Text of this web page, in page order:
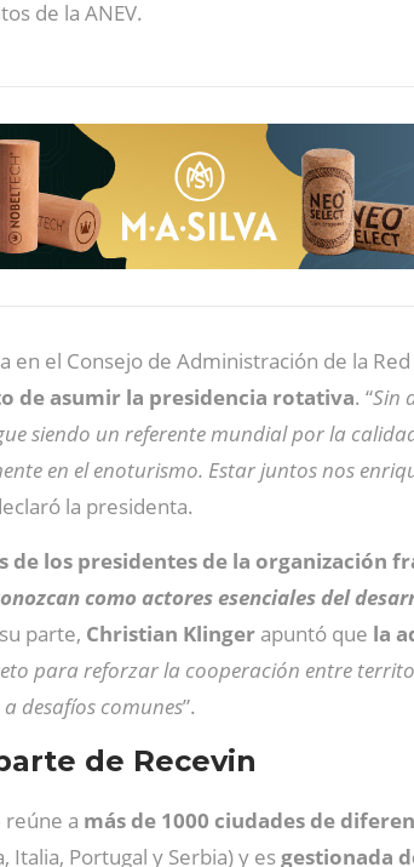
de la ANEV.
en el Consejo de Administración de la
de asumir la presidencia rotativa. “Sin
siendo un referente mundial por la
en el enoturismo. Estar juntos nos
la presidenta.
de los presidentes de la organización
como actores esenciales del
parte, Christian Klinger apuntó que la
para reforzar la cooperación entre
desafíos comunes”.
de Recevin
reúne a más de 1000 ciudades de
Italia, Portugal y Serbia) y es gestionada